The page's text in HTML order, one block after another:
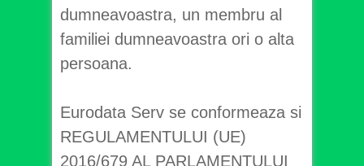
dumneavoastra, un membru al
familiei dumneavoastra ori o alta
persoana.
Eurodata Serv se conformeaza si
REGULAMENTULUI (UE)
2016/679 AL PARLAMENTULUI